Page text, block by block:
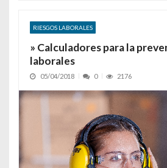
RIESGOS LABORALES
» Calculadores para la
laborales
05/04/2018 0 2176